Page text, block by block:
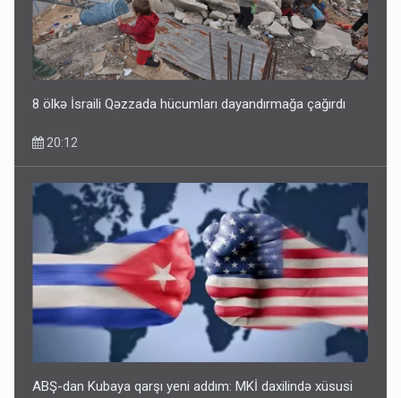
ŞOK! David Seliverstov ölkədən qaçdı
14:14
Bu ölkələrə şəxsiyyət vəsiqəsi ilə gedə biləcəksiniz -
SİYAHI
8 ölkə İsraili Qəzzada hücumları dayandırmağa çağırdı
20:12
ABŞ-dan Kubaya qarşı yeni addım: MKİ daxilində xüsusi